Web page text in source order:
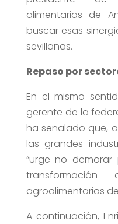
alimentarias de
buscar esas
sevillanas.
Repaso por
En el mismo
gerente de la
ha señalado que,
las grandes
“urge no
agroalimentarias de
A continuación,